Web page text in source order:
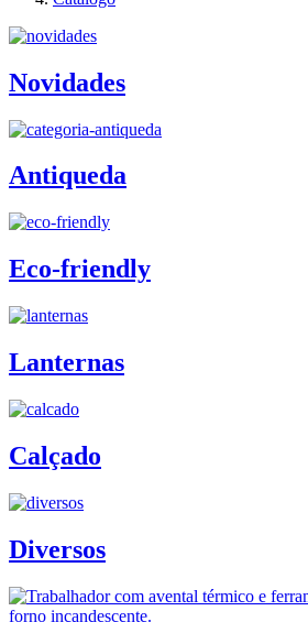
Novidades
Antiqueda
Eco-friendly
Lanternas
Calçado
Diversos